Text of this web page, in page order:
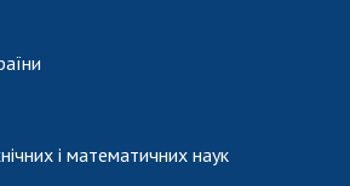
і математичних наук